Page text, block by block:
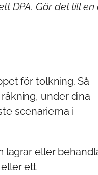
DPA. Gör det till en
för tolkning. Så
under dina
scenarierna i
lagrar eller
ett